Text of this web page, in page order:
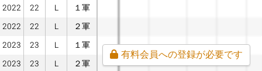
2022
22 L
１軍
2022
22 L
２軍
2023
23 L
１軍
2023
23 L
２軍
有料会員への登録が必要です